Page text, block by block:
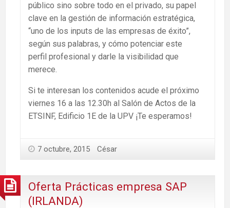
público sino sobre todo en el privado, su papel
clave en la gestión de información estratégica,
“uno de los inputs de las empresas de éxito”,
según sus palabras, y cómo potenciar este
perfil profesional y darle la visibilidad que
merece.
Si te interesan los contenidos acude el próximo
viernes 16 a las 12.30h al Salón de Actos de la
ETSINF, Edificio 1E de la UPV ¡Te esperamos!
7 octubre, 2015 César
Oferta Prácticas empresa SAP
(IRLANDA)